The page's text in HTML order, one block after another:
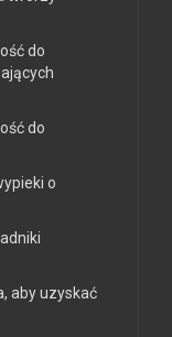
do
do
o
aby uzyskać